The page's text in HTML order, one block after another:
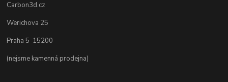
Carbon3d.cz
Werichova 25
Praha 5 15200
(nejsme kamenná prodejna)